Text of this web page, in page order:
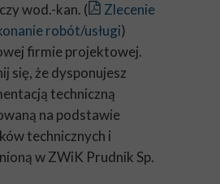
wod.-kan. (
Zlecenie
robót/usługi)
firmie projektowej.
się, że dysponujesz
techniczną
na podstawie
technicznych i
w ZWiK Prudnik Sp.